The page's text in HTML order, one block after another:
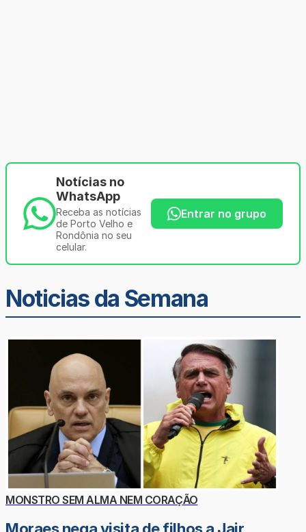
Notícias no
WhatsApp
Receba as notícias
de Porto Velho e
Rondônia no seu
celular.
Entrar no grupo
Noticias da Semana
MONSTRO SEM ALMA NEM CORAÇÃO